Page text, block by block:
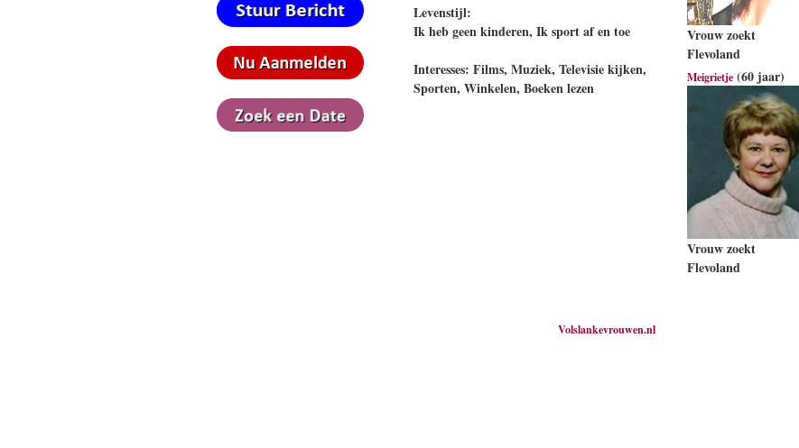
Levenstijl:
Ik heb geen kinderen, Ik sport af en toe
Interesses: Films, Muziek, Televisie kijken,
Sporten, Winkelen, Boeken lezen
Vrouw zoekt
Flevoland
Meigrietje(60 jaar)
Vrouw zoekt
Flevoland
Volslankevrouwen.nl